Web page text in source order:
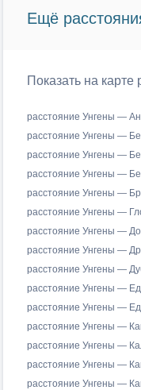
Ещё
Показать на
расстояние Унгены —
расстояние Унгены —
расстояние Унгены —
расстояние Унгены —
расстояние Унгены —
расстояние Унгены —
расстояние Унгены —
расстояние Унгены —
расстояние Унгены —
расстояние Унгены —
расстояние Унгены —
расстояние Унгены —
расстояние Унгены —
расстояние Унгены —
расстояние Унгены —